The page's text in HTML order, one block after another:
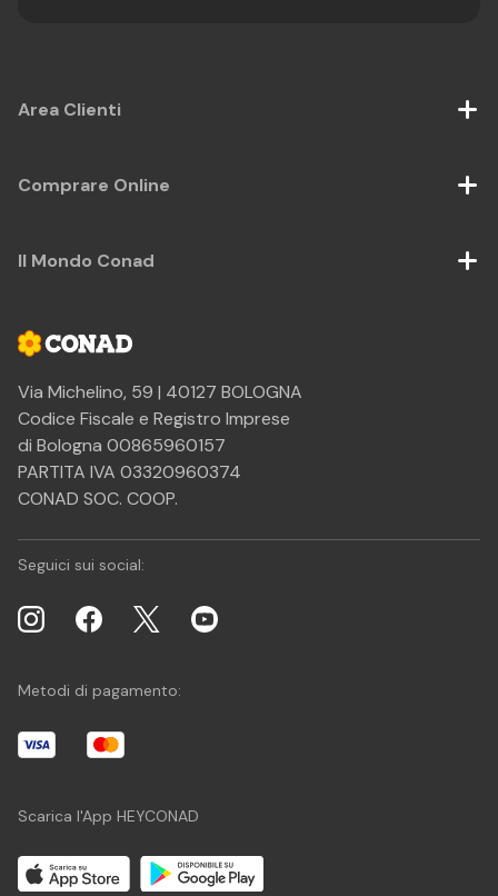
Via Michelino, 59 | 40127 BOLOGNA
Codice Fiscale e Registro Imprese
di Bologna 00865960157
PARTITA IVA 03320960374
CONAD SOC. COOP.
Area Clienti
Comprare Online
Il Mondo Conad
Seguici sui social:
Metodi di pagamento:
Scarica l'App HEYCONAD